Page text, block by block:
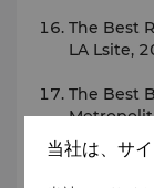
The Best
LA Lsite,
The Best
The Best
当社は、サ